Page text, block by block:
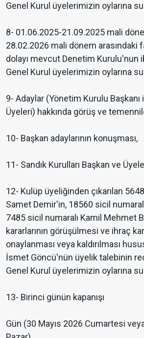
Genel Kurul üyelerimizin oylarına
8- 01.06.2025-21.09.2025 mali
28.02.2026 mali dönem arasındaki
dolayı mevcut Denetim Kurulu'nun
Genel Kurul üyelerimizin oylarına
9- Adaylar (Yönetim Kurulu
Üyeleri) hakkında görüş ve
10- Başkan adaylarının konuşması,
11- Sandık Kurulları Başkan ve
12- Kulüp üyeliğinden çıkarılan
Samet Demir'in, 18560 sicil
7485 sicil numaralı Kamil Mehmet
kararlarının görüşülmesi ve ihraç
onaylanması veya kaldırılması
İsmet Göncü'nün üyelik talebinin
Genel Kurul üyelerimizin oylarına
13- Birinci günün kapanışı
Gün (30 Mayıs 2026 Cumartesi